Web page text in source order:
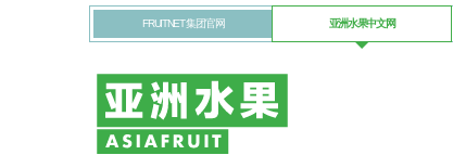
FRUITNET 集团官网 亚洲水果中文网